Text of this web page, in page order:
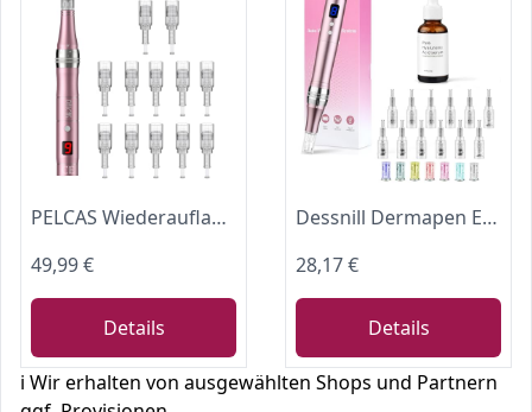
PELCAS Wiederaufladbarer 9 Stufen Derma pen Auto Derma Micro Needle Roller
49,99 €
Details
Dessnill Dermapen Elektrische Microneedling Pen Micronadeln Pen 0-2,0mm mit 7 Model LED Licht, mit Hyaluronsäure Anti-Aging Anti Falten Gesichtsserum (Inkl. 12 Nadeln Patronen)
28,17 €
Details
ℹ️ Wir erhalten von ausgewählten Shops und Partnern